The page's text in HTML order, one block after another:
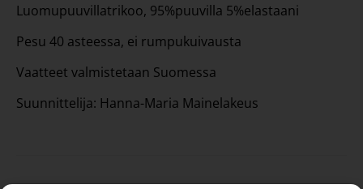
Luomupuuvillatrikoo, 95%puuvilla 5%elastaani
Pesu 40 asteessa, ei rumpukuivausta
Vaatteet valmistetaan Suomessa
Suunnittelija: Hanna-Maria Mainelakeus